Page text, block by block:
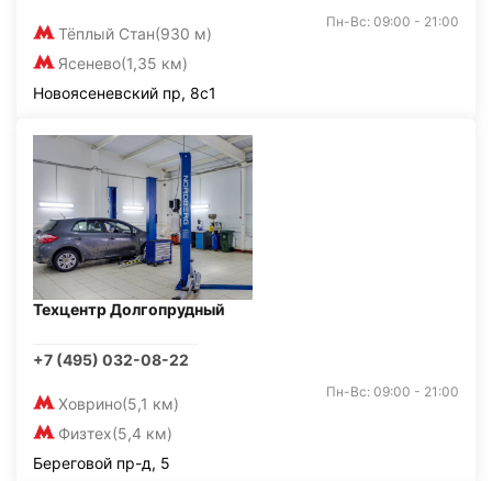
Тёплый Стан(930 м)
Ясенево(1,35 км)
Пн-Вс: 09:00 - 21:00
Новоясеневский пр, 8с1
Техцентр Долгопрудный
+7 (495) 032-08-22
Ховрино(5,1 км)
Физтех(5,4 км)
Пн-Вс: 09:00 - 21:00
Береговой пр-д, 5